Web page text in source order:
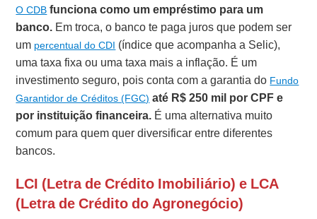
O CDB funciona como um empréstimo para um
banco. Em troca, o banco te paga juros que podem ser
um percentual do CDI (índice que acompanha a Selic),
uma taxa fixa ou uma taxa mais a inflação. É um
investimento seguro, pois conta com a garantia do Fundo
Garantidor de Créditos (FGC) até R$ 250 mil por CPF e
por instituição financeira. É uma alternativa muito
comum para quem quer diversificar entre diferentes
bancos.
LCI (Letra de Crédito Imobiliário) e LCA
(Letra de Crédito do Agronegócio)